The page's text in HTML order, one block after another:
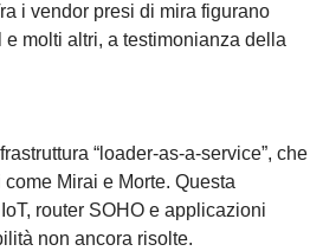
i vendor presi di mira figurano
molti altri, a testimonianza della
“loader-as-a-service”, che
Mirai e Morte. Questa
router SOHO e applicazioni
non ancora risolte.